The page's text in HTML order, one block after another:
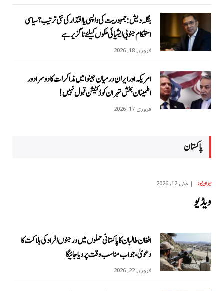
بنگلہ دیش: جمہوریت کی واپسی یا اقتدار کی نئی ترتیب؟ سیاسی
استحکام جنوبی ایشیائی ملکوں کیلئے ناگزیر ہے
فروری 18, 2026
امریکہ اور ایران درمیان جینوا میں مذاکرات کا دوسرا دور
اطمینان بخش تہران کو ڈکٹیشن قبول نہیں!
فروری 17, 2026
پاکستان
میزان نیوز مئی 12, 2026
ویڈیو
افغان طالبان کا پاکستانی حملوں میں درجنوں افراد کی ہلاکت کا
دعویٰ، جواب مناسب وقت پر دیا جائیگا
فروری 22, 2026